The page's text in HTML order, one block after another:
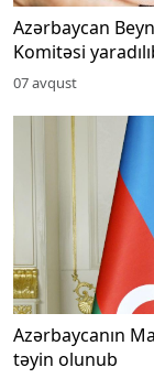
Azərbaycan
Komitəsi
07 avqust
Azərbaycanın
təyin olunub